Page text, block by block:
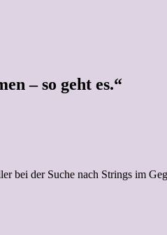
– so geht es.“
bei der Suche nach Strings im